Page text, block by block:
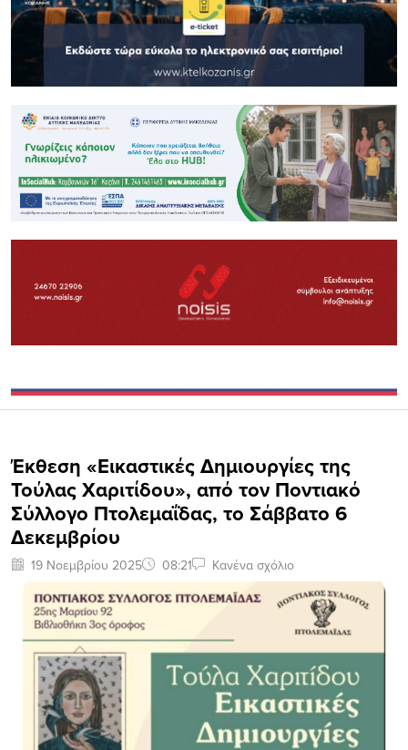
Έκθεση «Εικαστικές Δημιουργίες της
Τούλας Χαριτίδου», από τον Ποντιακό
Σύλλογο Πτολεμαΐδας, το Σάββατο 6
Δεκεμβρίου
19 Νοεμβρίου 2025 08:21 Κανένα σχόλιο